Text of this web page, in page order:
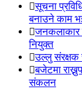
सूचना
बनाउने काम
जनकलाकार
नियुक्त
उल्लु संरक्षक
बजेटमा
संकलन